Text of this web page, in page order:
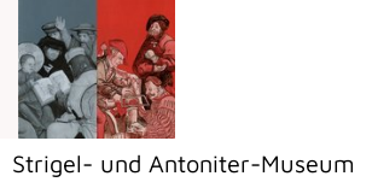
Strigel- und Antoniter-Museum